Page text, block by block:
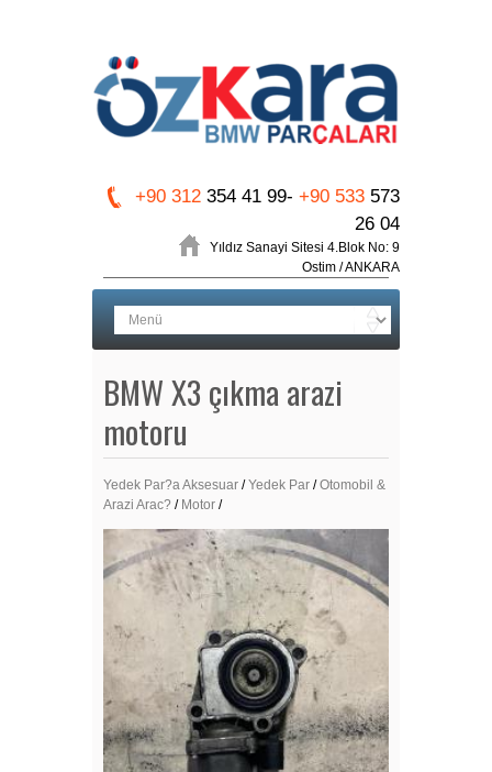
+90 312 354 41 99- +90 533 573
26 04
Yıldız Sanayi Sitesi 4.Blok No: 9
Ostim / ANKARA
BMW X3 çıkma arazi
motoru
Yedek Par?a Aksesuar /Yedek Par /Otomobil &
Arazi Arac? / Motor /
Mega Resimler